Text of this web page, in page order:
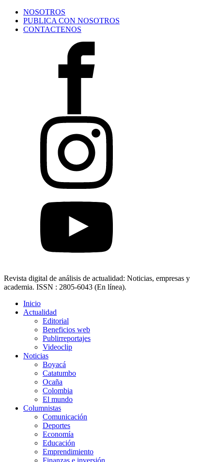
NOSOTROS
PUBLICA CON NOSOTROS
CONTACTENOS
Revista digital de análisis de actualidad: Noticias, empresas y
academia. ISSN : 2805-6043 (En línea).
Inicio
Actualidad
Editorial
Beneficios web
Publirreportajes
Videoclip
Noticias
Boyacá
Catatumbo
Ocaña
Colombia
El mundo
Columnistas
Comunicación
Deportes
Economía
Educación
Emprendimiento
Finanzas e inversión